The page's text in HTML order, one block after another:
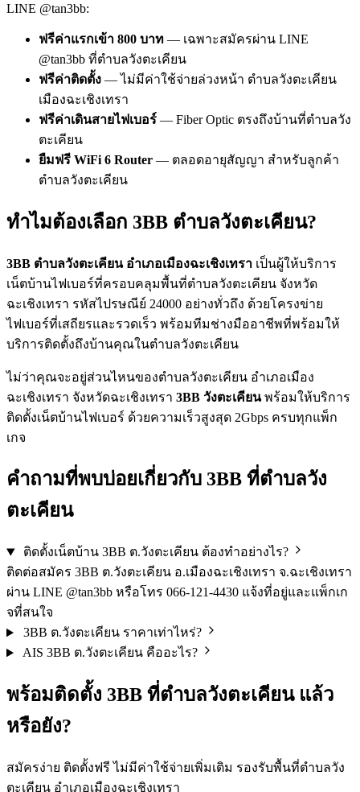
LINE @tan3bb:
ฟรีค่าแรกเข้า 800 บาท — เฉพาะสมัครผ่าน LINE
@tan3bb ที่ตำบลวังตะเคียน
ฟรีค่าติดตั้ง — ไม่มีค่าใช้จ่ายล่วงหน้า ตำบลวังตะเคียน
เมืองฉะเชิงเทรา
ฟรีค่าเดินสายไฟเบอร์ — Fiber Optic ตรงถึงบ้านที่ตำบลวัง
ตะเคียน
ยืมฟรี WiFi 6 Router — ตลอดอายุสัญญา สำหรับลูกค้า
ตำบลวังตะเคียน
ทำไมต้องเลือก 3BB ตำบลวังตะเคียน?
3BB ตำบลวังตะเคียน อำเภอเมืองฉะเชิงเทรา เป็นผู้ให้บริการ
เน็ตบ้านไฟเบอร์ที่ครอบคลุมพื้นที่ตำบลวังตะเคียน จังหวัด
ฉะเชิงเทรา รหัสไปรษณีย์ 24000 อย่างทั่วถึง ด้วยโครงข่าย
ไฟเบอร์ที่เสถียรและรวดเร็ว พร้อมทีมช่างมืออาชีพที่พร้อมให้
บริการติดตั้งถึงบ้านคุณในตำบลวังตะเคียน
ไม่ว่าคุณจะอยู่ส่วนไหนของตำบลวังตะเคียน อำเภอเมือง
ฉะเชิงเทรา จังหวัดฉะเชิงเทรา 3BB วังตะเคียนพร้อมให้บริการ
ติดตั้งเน็ตบ้านไฟเบอร์ ด้วยความเร็วสูงสุด 2Gbps ครบทุกแพ็ก
เกจ
คำถามที่พบบ่อยเกี่ยวกับ 3BB ที่ตำบลวัง
ตะเคียน
ติดตั้งเน็ตบ้าน 3BB ต.วังตะเคียน ต้องทำอย่างไร?
ติดต่อสมัคร 3BB ต.วังตะเคียน อ.เมืองฉะเชิงเทรา จ.ฉะเชิงเทรา
ผ่าน LINE @tan3bb หรือโทร 066-121-4430 แจ้งที่อยู่และแพ็กเก
จที่สนใจ
3BB ต.วังตะเคียน ราคาเท่าไหร่?
AIS 3BB ต.วังตะเคียน คืออะไร?
พร้อมติดตั้ง 3BB ที่ตำบลวังตะเคียน แล้ว
หรือยัง?
สมัครง่าย ติดตั้งฟรี ไม่มีค่าใช้จ่ายเพิ่มเติม รองรับพื้นที่ตำบลวัง
ตะเคียน อำเภอเมืองฉะเชิงเทรา